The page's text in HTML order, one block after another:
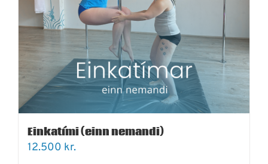
Einkatími (einn nemandi)
12.500 kr.